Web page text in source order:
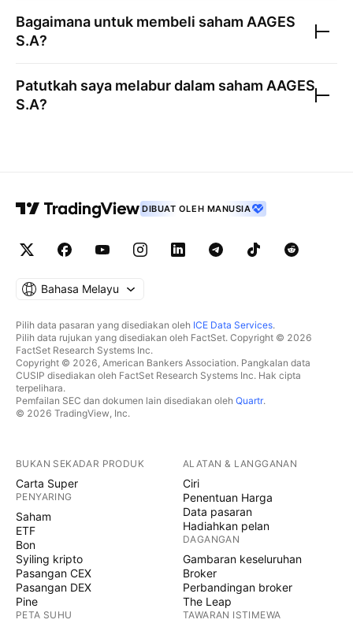
Bagaimana untuk membeli saham AAGES
S.A?
Patutkah saya melabur dalam saham AAGES
S.A?
DIBUAT OLEH MANUSIA
Bahasa Melayu
Pilih data pasaran yang disediakan oleh ICE Data Services.
Pilih data rujukan yang disediakan oleh FactSet. Copyright © 2026
FactSet Research Systems Inc.
Copyright © 2026, American Bankers Association. Pangkalan data
CUSIP disediakan oleh FactSet Research Systems Inc. Hak cipta
terpelihara.
Pemfailan SEC dan dokumen lain disediakan oleh Quartr.
© 2026 TradingView, Inc.
BUKAN SEKADAR PRODUK
Carta Super
PENYARING
Saham
ETF
Bon
Syiling kripto
Pasangan CEX
Pasangan DEX
Pine
PETA SUHU
ALATAN & LANGGANAN
Ciri
Penentuan Harga
Data pasaran
Hadiahkan pelan
DAGANGAN
Gambaran keseluruhan
Broker
Perbandingan broker
The Leap
TAWARAN ISTIMEWA